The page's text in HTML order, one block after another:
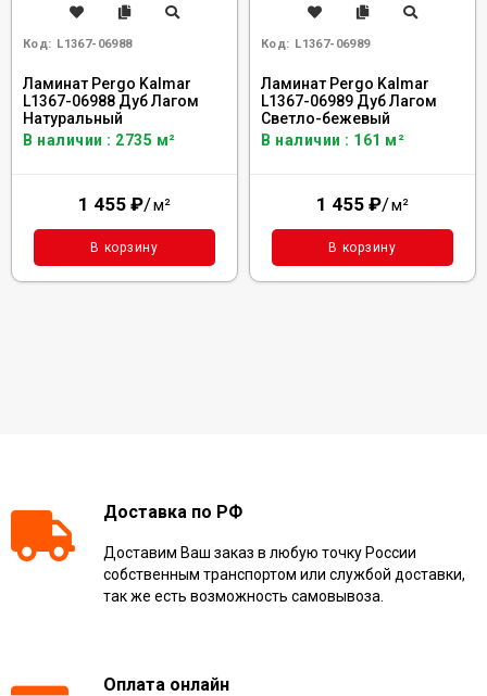
Код: L1367-06988
Ламинат Pergo Kalmar
L1367-06988 Дуб Лагом
Натуральный
В наличии : 2735 м²
1 455 ₽/м²
В корзину
Код: L1367-06989
Ламинат Pergo Kalmar
L1367-06989 Дуб Лагом
Светло-бежевый
В наличии : 161 м²
1 455 ₽/м²
В корзину
Доставка по РФ
Доставим Ваш заказ в любую точку России
собственным транспортом или службой доставки,
так же есть возможность самовывоза.
Оплата онлайн